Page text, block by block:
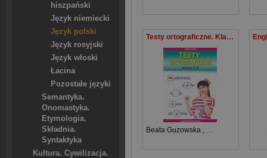
hiszpański
Język niemiecki
Język polski
Język rosyjski
Język włoski
Łacina
Pozostałe języki
Semantyka.
Onomastyka.
Etymologia.
Składnia.
Syntaktyka
Kultura. Cywilizacja.
Testy ortograficzne. Klasy 1-2 Książka uczy, bawi, rozwija
Beata Guzowska , Iwona Kowalska